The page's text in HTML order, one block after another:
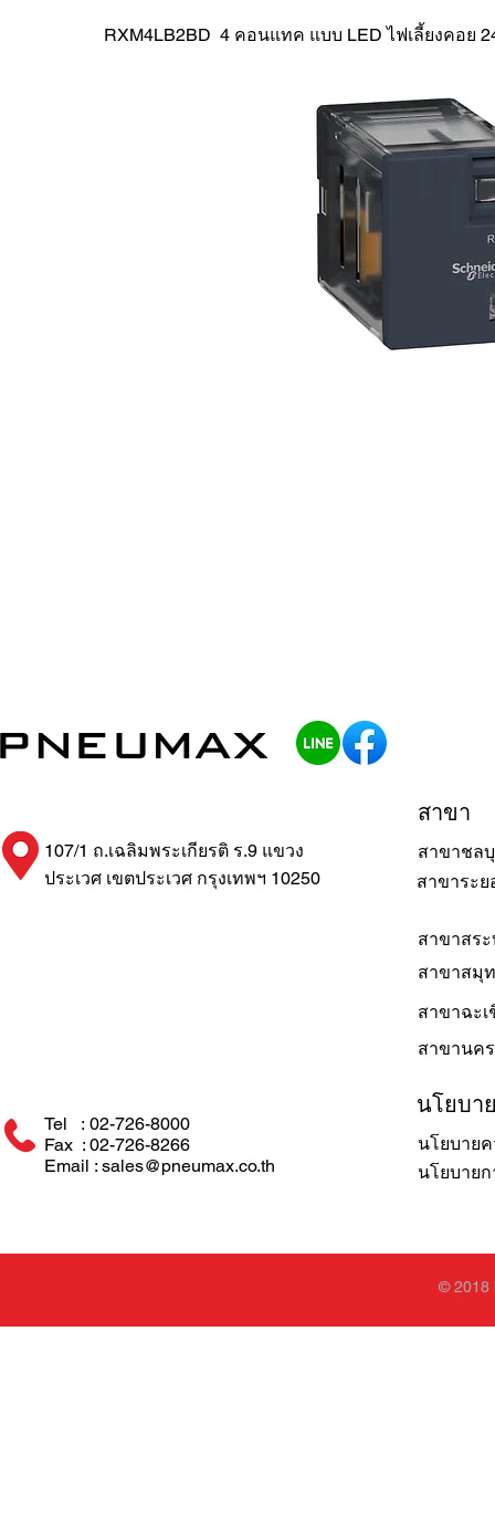
RXM4LB2BD 4 คอนแทค แบบ LED ไฟเลี้ยงคอย
สาขาระย
107/1 ถ.เฉลิมพระเกียรติ ร.9 แขวง
ประเวศ เขตประเวศ กรุงเทพฯ 10250
สาขา
สาขาสร
สาขาชล
สาขาสมุ
สาขาฉะเ
สาขานค
Tel : 02-726-8000
Fax : 02-726-8266
Email : sales@pneumax.co.th
นโยบา
นโยบาย
นโยบาย
© 2018